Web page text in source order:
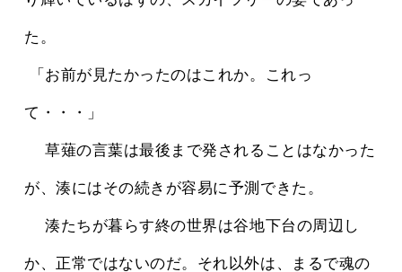
た。
て・・・」
が、湊にはその続きが容易に予測できた。
か、正常ではないのだ。それ以外は、まるで魂の